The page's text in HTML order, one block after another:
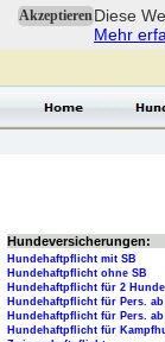
AkzeptierenDiese
Mehr
Hundeversicherungen:
Hundehaftpflicht mit SB
Hundehaftpflicht ohne SB
Hundehaftpflicht für 2 Hunde
Hundehaftpflicht für Pers. ab
Hundehaftpflicht für Pers. ab
Hundehaftpflicht für